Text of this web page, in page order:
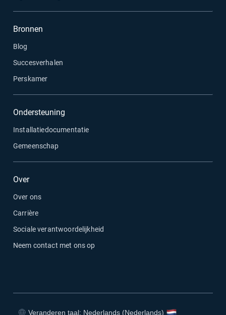
Bronnen
Blog
Succesverhalen
Perskamer
Ondersteuning
Installatiedocumentatie
Gemeenschap
Over
Over ons
Carrière
Sociale verantwoordelijkheid
Neem contact met ons op
Veranderen taal: Nederlands (Nederlands)